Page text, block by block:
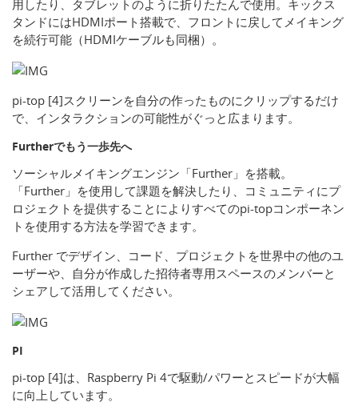
用したり、タブレットのように折りたたんで使用。キックス
タンドにはHDMIポート搭載で、フロントに戻してメイキング
を続行可能（HDMIケーブルも同梱）。
pi-top [4]スクリーンを自分の作ったものにクリップするだけ
で、インタラクションの可能性がぐっと広まります。
Furtherでもう一歩先へ
ソーシャルメイキングエンジン「Further」を搭載。
「Further」を使用して課題を解決したり、コミュニティにプ
ロジェクトを提供することによりすべてのpi-topコンポーネン
トを使用する方法を学習できます。
Further でデザイン、コード、プロジェクトを世界中の他のユ
ーザーや、自分が作成した招待者専用スペースのメンバーと
シェアして活用してください。
PI
pi-top [4]は、Raspberry Pi 4で駆動/パワーとスピードが大幅
に向上しています。